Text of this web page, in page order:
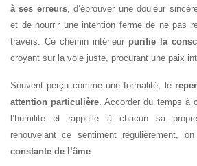
à ses erreurs, d’éprouver une douleur
et de nourrir une intention ferme de ne pas
travers. Ce chemin intérieur purifie la
croyant sur la voie juste, procurant une paix
Souvent perçu comme une formalité, le
attention particulière . Accorder du temps à
l’humilité et rappelle à chacun sa
renouvelant ce sentiment régulièrement,
constante de l’âme